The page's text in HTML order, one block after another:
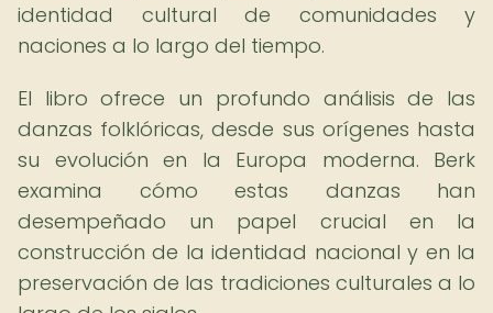
identidad cultural de comunidades y
naciones a lo largo del tiempo.
El libro ofrece un profundo análisis de las
danzas folklóricas, desde sus orígenes hasta
su evolución en la Europa moderna. Berk
examina cómo estas danzas han
desempeñado un papel crucial en la
construcción de la identidad nacional y en la
preservación de las tradiciones culturales a lo